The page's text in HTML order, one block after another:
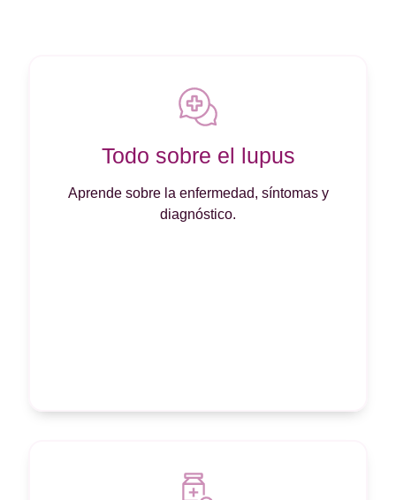
Todo sobre el lupus
Aprende sobre la enfermedad, síntomas y
diagnóstico.